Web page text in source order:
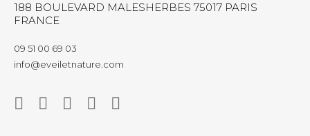
188 BOULEVARD MALESHERBES 75017 PARIS
FRANCE
09 51 00 69 03
info@eveiletnature.com